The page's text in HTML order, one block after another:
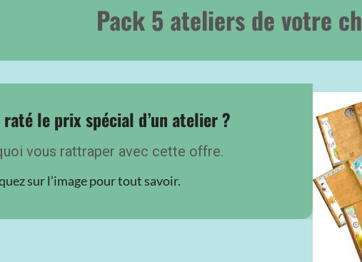
Pack 5 ateliers de votre
raté le prix spécial d’un atelier ?
vous rattraper avec cette offre.
sur l’image pour tout savoir.